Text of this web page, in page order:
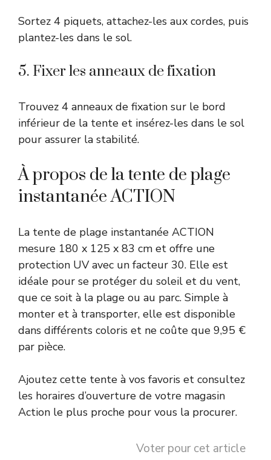
Sortez 4 piquets, attachez-les aux cordes, puis
plantez-les dans le sol.
5. Fixer les anneaux de fixation
Trouvez 4 anneaux de fixation sur le bord
inférieur de la tente et insérez-les dans le sol
pour assurer la stabilité.
À propos de la tente de plage
instantanée ACTION
La tente de plage instantanée ACTION
mesure 180 x 125 x 83 cm et offre une
protection UV avec un facteur 30. Elle est
idéale pour se protéger du soleil et du vent,
que ce soit à la plage ou au parc. Simple à
monter et à transporter, elle est disponible
dans différents coloris et ne coûte que 9,95 €
par pièce.
Ajoutez cette tente à vos favoris et consultez
les horaires d’ouverture de votre magasin
Action le plus proche pour vous la procurer.
Voter pour cet article